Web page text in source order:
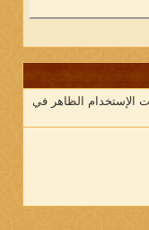
الإستخدام الظاهر في